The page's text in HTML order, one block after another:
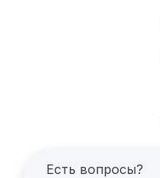
Есть вопросы?